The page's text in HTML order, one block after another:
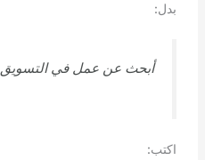
بدل:
أبحث عن عمل في التسويق
اكتب: